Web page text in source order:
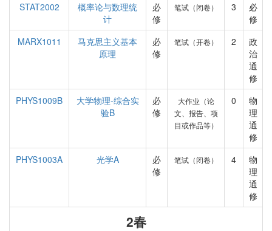
STAT2002
概率论与数理统
计
必
修
笔试（闭卷） 3
必
修
MARX1011
马克思主义基本
原理
必
修
笔试（开卷） 2
政
治
通
修
PHYS1009B
大学物理-综合实
验B
必
修
大作业（论
文、报告、项
目或作品等）
0
物
理
通
修
PHYS1003A
光学A
必
修
笔试（闭卷） 4
物
理
通
修
2春